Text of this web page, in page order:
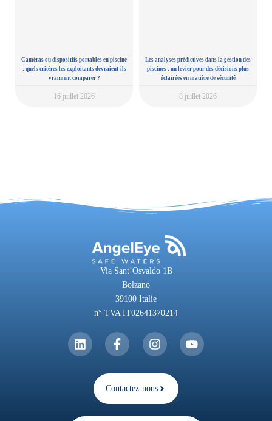
Caméras ou dispositifs portables en piscine
: quels critères les exploitants devraient-ils
vraiment comparer ?
16 juillet 2026
Les analyses prédictives dans la gestion des
piscines : un levier pour des décisions plus
éclairées en matière de sécurité
8 juillet 2026
Via Sant’Osvaldo 1B
Bolzano
39100 Italie
n° TVA IT02641370214
Contactez-nous